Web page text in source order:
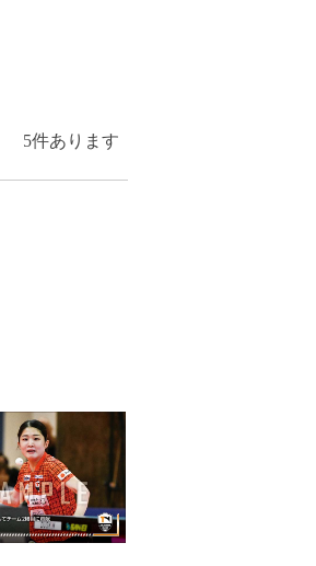
5件あります